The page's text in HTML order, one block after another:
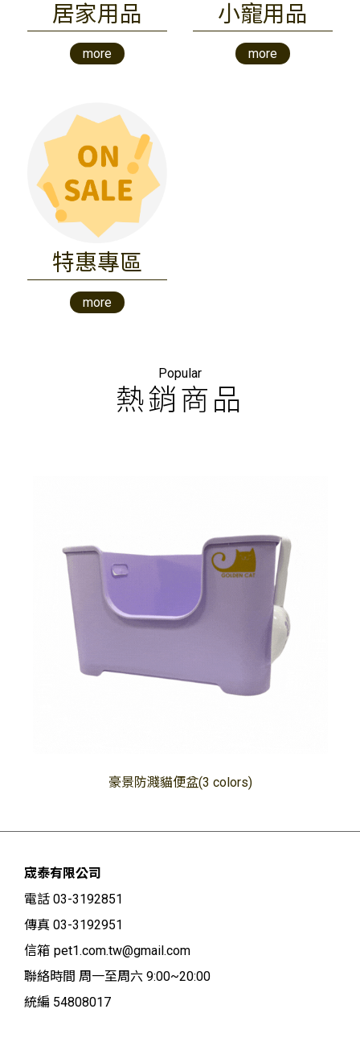
居家用品
more
小寵用品
more
特惠專區
more
Popular
熱銷商品
豪景防濺貓便盆(3 colors)
宬泰有限公司
電話 03-3192851
傳真 03-3192951
信箱 pet1.com.tw@gmail.com
聯絡時間 周一至周六 9:00~20:00
統編 54808017